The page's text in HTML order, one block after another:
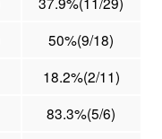
50%(9/18)
18.2%(2/11)
83.3%(5/6)